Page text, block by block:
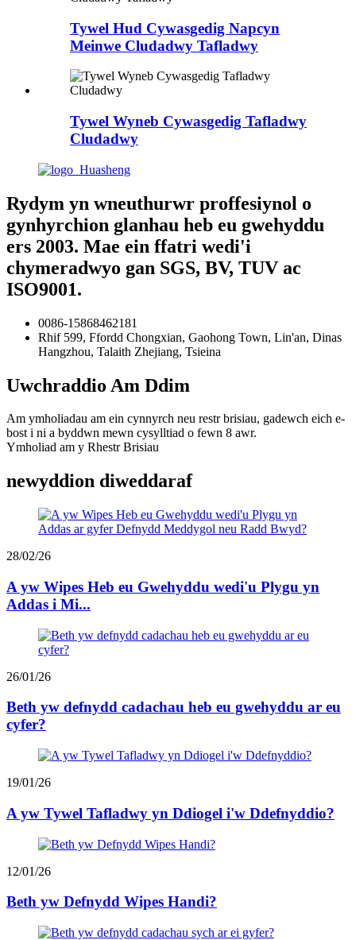
Tywel Hud Cywasgedig Napcyn
Meinwe Cludadwy Tafladwy
Tywel Wyneb Cywasgedig Tafladwy
Cludadwy
Rydym yn wneuthurwr proffesiynol o
gynhyrchion glanhau heb eu gwehyddu
ers 2003. Mae ein ffatri wedi'i
chymeradwyo gan SGS, BV, TUV ac
ISO9001.
0086-15868462181
Rhif 599, Ffordd Chongxian, Gaohong Town, Lin'an, Dinas
Hangzhou, Talaith Zhejiang, Tsieina
Uwchraddio Am Ddim
Am ymholiadau am ein cynnyrch neu restr brisiau, gadewch eich e-
bost i ni a byddwn mewn cysylltiad o fewn 8 awr.
Ymholiad am y Rhestr Brisiau
newyddion diweddaraf
28/02/26
A yw Wipes Heb eu Gwehyddu wedi'u Plygu yn
Addas i Mi...
26/01/26
Beth yw defnydd cadachau heb eu gwehyddu ar eu
cyfer?
19/01/26
A yw Tywel Tafladwy yn Ddiogel i'w Ddefnyddio?
12/01/26
Beth yw Defnydd Wipes Handi?